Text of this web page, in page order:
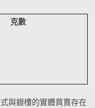
克數
與銀樓的實體買賣存在